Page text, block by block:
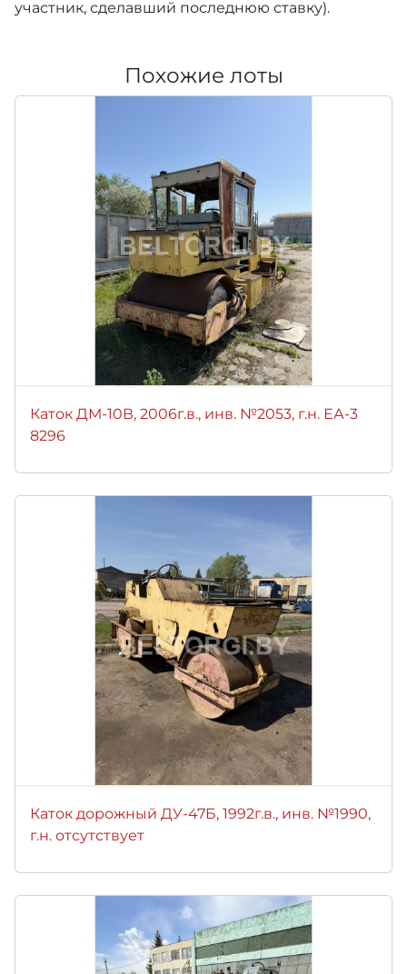
участник, сделавший последнюю ставку).
Похожие лоты
Каток ДМ-10В, 2006г.в., инв. №2053, г.н. ЕА-3
8296
Каток дорожный ДУ-47Б, 1992г.в., инв. №1990,
г.н. отсутствует